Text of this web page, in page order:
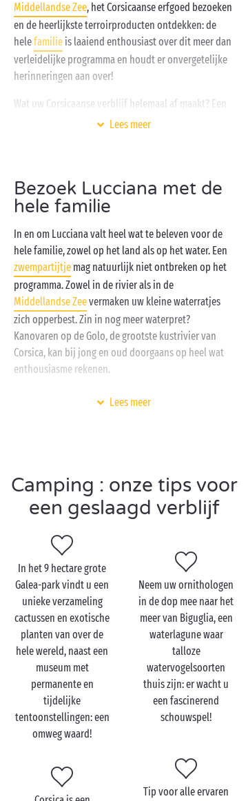
Middellandse Zee, het Corsicaanse erfgoed bezoeken
en de heerlijkste terroirproducten ontdekken: de
helefamilie is laaiend enthousiast over dit meer dan
verleidelijke programma en houdt er onvergetelijke
herinneringen aan over!
Wat uw Corsicaanse verblijf helemaal af maakt? Een
Sandaya-vakantiedorp! Uw zomerse bestemming uit
kinderclubsen een restaurant met een verleidelijke
kaart?
Lees meer
Bezoek Lucciana met de
hele familie
In en om Lucciana valt heel wat te beleven voor de
hele familie, zowel op het land als op het water. Een
zwempartijtje mag natuurlijk niet ontbreken op het
programma. Zowel in de rivier als in de
Middellandse Zeevermaken uw kleine waterratjes
zich opperbest. Zin in nog meer waterpret?
Kanovaren op de Golo, de grootste kustrivier van
Corsica, kan bij jong en oud doorgaans op heel wat
enthousiasme rekenen.
Maar ook op de wal vindt u heel wat leuke
de Corsicaanse natuur! Neem tot slot een kijkje in het
archeologisch museum van Mariana, waar
overblijfselen uit de Romeinse tijd te zien zijn
muntstukken.
Bezoek Lucciana met z'n
tweetjes
Klaar voor eenromantische
roadtrip door de regio,
tortelduifjes? Kruip achter het stuur en ontdek de
schoonheid van de Corsicaanse dorpen. Het hele
eiland van noord tot zuid is bezaaid met prachtige,
typische dorpjes: Corte, Erbalunga,
Saint-Florent
dan vergeten we nog het kleurrijke
ogen uit bij elke halte op uw tocht door de
Haute-Corse.
Lees meer
Camping : onze tips voor
een geslaagd verblijf
In het 9 hectare grote
Galea-park vindt u een
unieke verzameling
cactussen en exotische
planten van over de
hele wereld, naast een
museum met
permanente en
tijdelijke
tentoonstellingen: een
omweg waard!
Neem uw ornithologen
in de dop mee naar het
meer van Biguglia, een
waterlagune waar
talloze
watervogelsoorten
thuis zijn: er wacht u
een fascinerend
schouwspel!
Tip voor alle ervaren